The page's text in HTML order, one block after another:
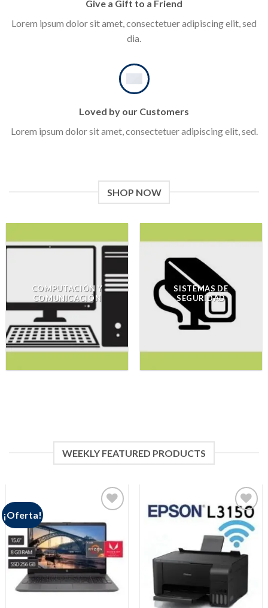
Give a Gift to a Friend
Lorem ipsum dolor sit amet, consectetuer adipiscing elit, sed
dia.
Loved by our Customers
Lorem ipsum dolor sit amet, consectetuer adipiscing elit, sed.
SHOP NOW
COMPUTACIÓN Y
COMUNICACIÓN
SISTEMAS DE
SEGURIDAD
WEEKLY FEATURED PRODUCTS
¡Oferta!
Añadir
a la
lista de
deseos
Añadir
a la
lista de
deseos